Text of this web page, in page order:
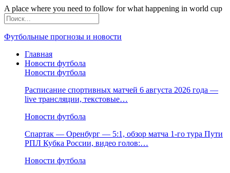
A place where you need to follow for what happening in world cup
Футбольные прогнозы и новости
Главная
Новости футбола
Новости футбола
Расписание спортивных матчей 6 августа 2026 года —
live трансляции, текстовые…
Новости футбола
Спартак — Оренбург — 5:1, обзор матча 1-го тура Пути
РПЛ Кубка России, видео голов:…
Новости футбола